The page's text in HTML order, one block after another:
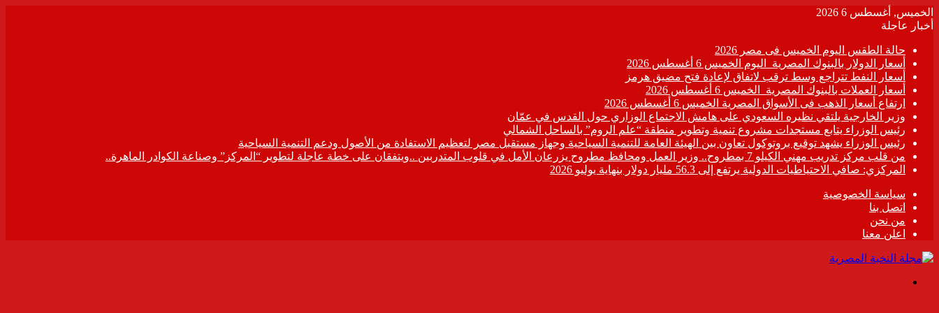
الخميس, أغسطس 6 2026
أخبار عاجلة
حالة الطقس اليوم الخميس فى مصر 2026
أسعار الدولار بالبنوك المصرية اليوم الخميس 6 أغسطس 2026
أسعار النفط تتراجع وسط ترقب لاتفاق لإعادة فتح مضيق هرمز
أسعار العملات بالبنوك المصرية الخميس 6 أغسطس 2026
ارتفاع أسعار الذهب فى الأسواق المصرية الخميس 6 أغسطس 2026
وزير الخارجية يلتقي نظيره السعودي على هامش الاجتماع الوزاري حول القدس في عمّان
رئيس الوزراء يتابع مستجدات مشروع تنمية وتطوير منطقة “علم الروم” بالساحل الشمالي
رئيس الوزراء يشهد توقيع بروتوكول تعاون بين الهيئة العامة للتنمية السياحية وجهاز مستقبل مصر لتعظيم الاستفادة من الأصول ودعم التنمية السياحية
من قلب مركز تدريب مهني الكيلو 7 بمطروح.. وزير العمل ومحافظ مطروح يزرعان الأمل في قلوب المتدربين ..ويتفقان على خطة عاجلة لتطوير “المركز” وصناعة الكوادر الماهرة..
المركزي: صافي الاحتياطيات الدولية يرتفع إلى 56.3 مليار دولار بنهاية يوليو 2026
سياسة الخصوصية
اتصل بنا
من نحن
اعلن معنا